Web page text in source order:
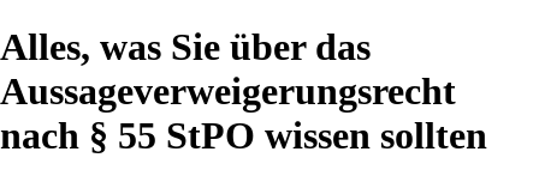
Alles, was Sie über das
Aussageverweigerungsrecht
nach § 55 StPO wissen sollten